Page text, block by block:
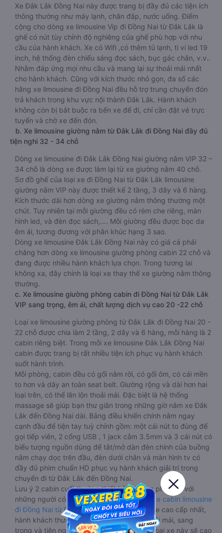
Xe Đắk Lắk Đồng Nai này được trang bị đầy đủ các tiện ích
thông thường như máy lạnh, chăn đắp, nước uống. Điểm
cộng cho dòng xe limousine Vip đi Đồng Nai từ Đắk Lắk là
ghế có nút tùy chỉnh độ nghiêng của ghế phù hợp với nhu
cầu của hành khách. Xe có Wifi ,có thêm tủ lạnh, ti vi led 19
inch, hệ thống đèn chiếu sáng đọc sách, bục gác chân, v.v..
Nhằm đáp ứng mọi nhu cầu và mang lại sự thoải mái nhất
cho hành khách. Cũng với kích thước nhỏ gọn, đa số các
hãng xe limousine đi Đồng Nai đều hỗ trợ trung chuyển đón
trả khách trong khu vực nội thành Đắk Lắk. Hành khách
không còn bị bắt buộc ra bến xe để đi, chỉ cần đặt vé trực
tuyến và chờ xe đến đón.
b. Xe limousine giường nằm từ Đắk Lắk đi Đồng Nai đầy đủ
tiện nghi 32 - 34 chỗ
Dòng xe limousine đi Đắk Lắk Đồng Nai giường nằm VIP 32 –
34 chỗ là dòng xe được làm lại từ xe giường nằm 40 chỗ.
Sơ đồ ghế của loại xe đi Đồng Nai từ Đắk Lắk limousine
giường nằm VIP này được thiết kế 2 tầng, 3 dãy và 6 hàng.
Kích thước dài hơn dòng xe giường nằm thông thường một
chút. Tuy nhiên tại mỗi giường đều có rèm che riêng, màn
hình led, và đèn đọc sách,…. Mỗi giường đều được bọc da
êm ái, tương đương với phân khúc hạng 3 sao.
Dòng xe limousine Đắk Lắk Đồng Nai này có giá cả phải
chăng hơn dòng xe limousine giường phòng cabin 22 chỗ và
đang được nhiều hành khách lựa chọn. Trong tương lai
không xa, đây chính là loại xe thay thế xe giường nằm thông
thường.
c. Xe limousine giường phòng cabin đi Đồng Nai từ Đắk Lắk
VIP sang trọng, êm ái, chất lượng dịch vụ cao 20 -22 chỗ
Loại xe limousine giường phòng từ Đắk Lắk đi Đồng Nai 20 -
22 chỗ được chia làm 2 tầng, 2 dãy và 6 hàng, mỗi hàng là 2
cabin riêng biệt. Trong mỗi xe limousine Đắk Lắk Đồng Nai
cabin được trang bị rất nhiều tiện ích phục vụ hành khách
suốt hành trình.
Mỗi phòng, cabin đều có gối nằm rời, có gối ôm, có cái mền
to hơn và dây an toàn seat belt. Giường rộng và dài hơn hai
loại trên, có thể lăn lộn thoải mái. Đặc biệt là hệ thống
massage sẽ giúp bạn thư giãn trong những giờ nằm xe Đắk
Lắk đến Đồng Nai dài. Bảng điều khiển chính nằm ngay
cạnh đầu để tiện tay tuỳ chỉnh gồm: một cái nút to đùng để
gọi tiếp viên, 2 cổng USB , 1 jack cắm 3.5mm và 3 cái nút có
biểu tượng nguồn dùng để tắt/mở dàn đèn chính của buồng
nằm chạy dọc trên đầu, đèn dưới chân và màn hình tv có
đầy đủ phim chuẩn HD phục vụ hành khách giải trí trong
chuyến đi từ Đắk Lắk đến Đồng Nai.
Lưu ý 2 cabin cuối thường thiết kế nhỏ hơn phù hợp với
những người có thân hình nhỏ nhắn. Dòng
xe cabin limousine
đi Đồng Nai từ Đắk Lắknày đang là dòng xe cao cấp nhất,
hành khách thường chọn vì sự riêng tư, thoải mái, sang
trọng và tiện nghi. Tất nhiên giá thành của loại xe này sẽ cao